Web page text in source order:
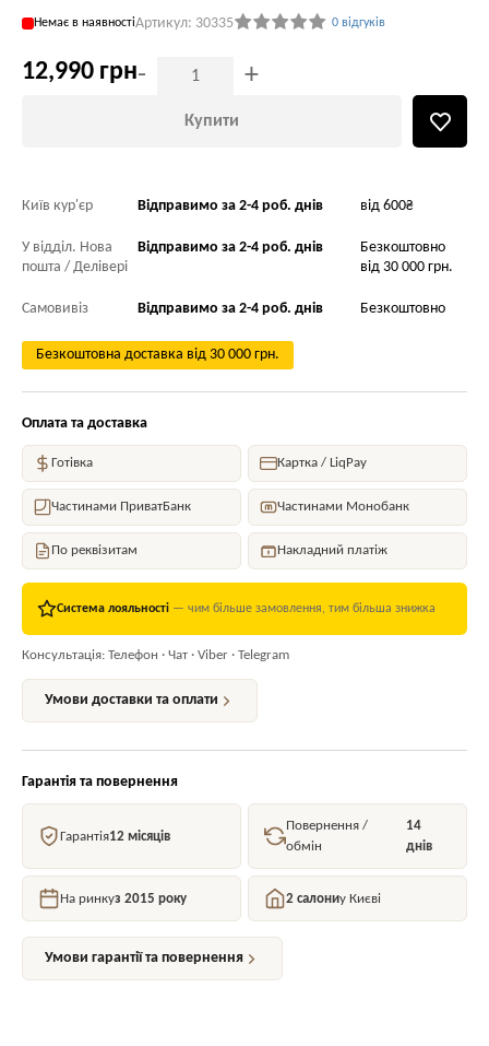
Немає в наявностіАртикул: 30335 0 відгуків
12,990 грн- +
Купити
Київ кур'єр Відправимо за 2-4 роб. днів від 600₴
У відділ. Нова
пошта / Делівері
Відправимо за 2-4 роб. днів
Безкоштовно
від 30 000 грн.
Самовивіз Відправимо за 2-4 роб. днів Безкоштовно
Безкоштовна доставка від 30 000 грн.
Оплата та доставка
Готівка Картка / LiqPay
Частинами ПриватБанк Частинами Монобанк
По реквізитам Накладний платіж
Система лояльності — чим більше замовлення, тим більша знижка
Консультація: Телефон · Чат · Viber · Telegram
Умови доставки та оплати
Гарантія та повернення
Гарантія12 місяців
Повернення /
обмін
14
днів
На ринкуз 2015 року 2 салониу Києві
Умови гарантії та повернення